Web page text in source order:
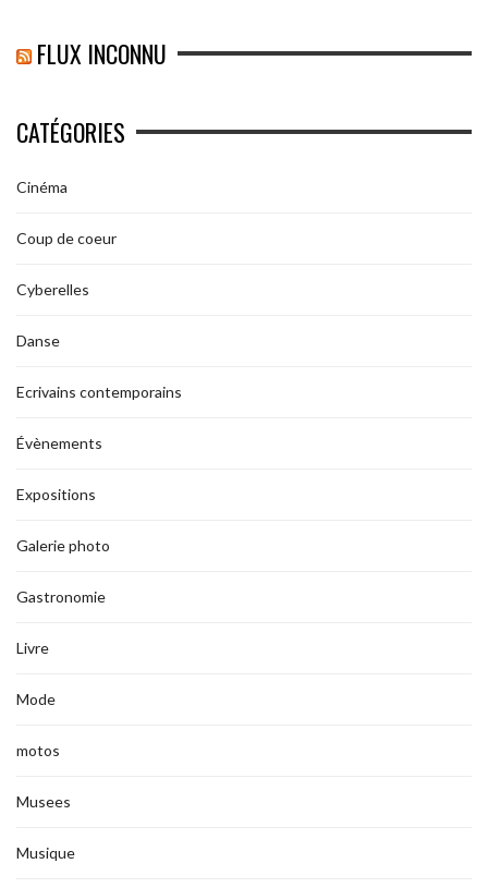
FLUX INCONNU
CATÉGORIES
Cinéma
Coup de coeur
Cyberelles
Danse
Ecrivains contemporains
Évènements
Expositions
Galerie photo
Gastronomie
Livre
Mode
motos
Musees
Musique